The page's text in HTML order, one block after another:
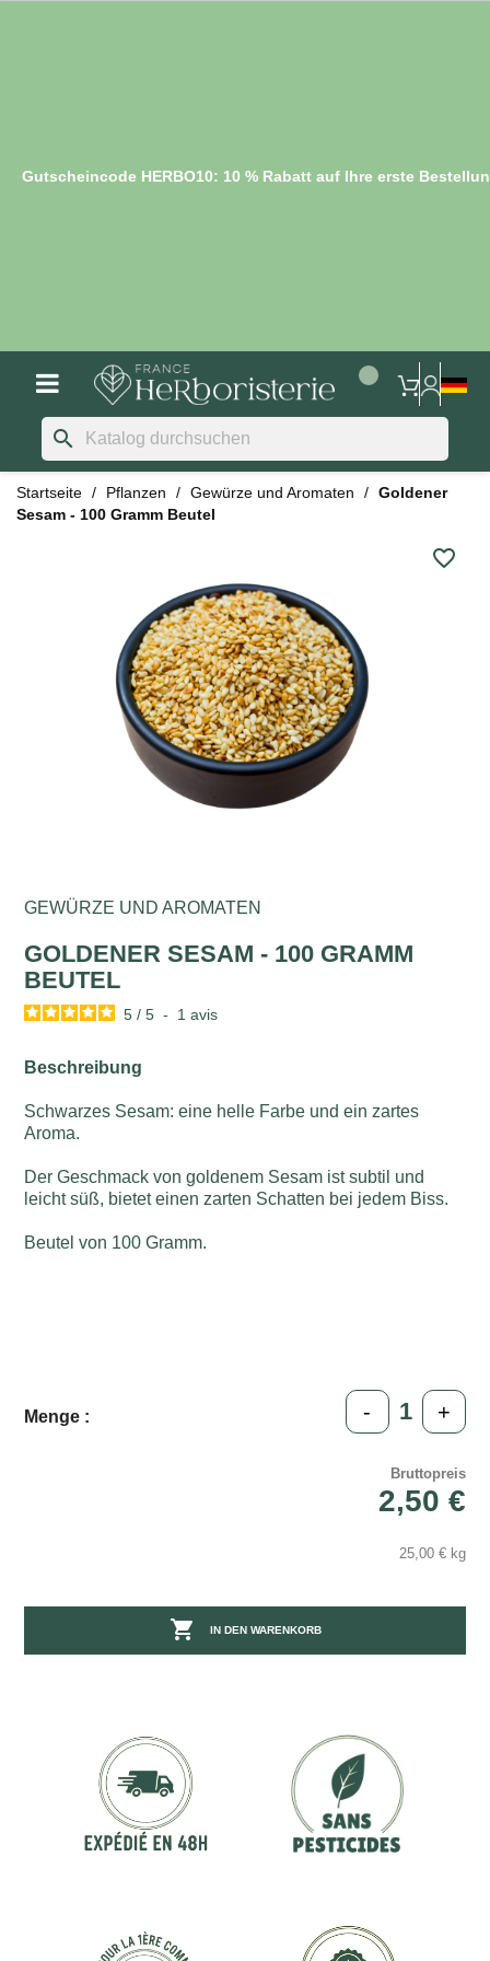
Gutscheincode HERBO10: 10 % Rabatt auf Ihre erste
search
Startseite Pflanzen Gewürze und Aromaten
Goldener
Sesam - 100 Gramm Beutel
favorite_border
GEWÜRZE UND AROMATEN
GOLDENER SESAM - 100 GRAMM
BEUTEL
5 / 5 - 1avis
Beschreibung
Schwarzes Sesam: eine helle Farbe und ein zartes
Aroma.
Der Geschmack von goldenem Sesam ist subtil und
leicht süß, bietet einen zarten Schatten bei jedem Biss.
Beutel von 100 Gramm.
Menge : - +
Bruttopreis
2,50 €
25,00 € kg
 IN DEN WARENKORB